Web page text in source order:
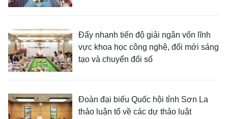
Đẩy nhanh tiến độ giải ngân vốn lĩnh
vực khoa học công nghệ, đổi mới sáng
tạo và chuyển đổi số
Đoàn đại biểu Quốc hội tỉnh Sơn La
thảo luận tổ về các dự thảo luật